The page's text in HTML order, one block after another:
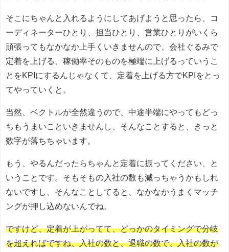
そこにちゃんと入れるようにしてあげようと思ったら、コ
ーディネーターひとり、担当ひとり、営業ひとりがいくら
頑張ってもなかなか上手くいきませんので、会社ぐるみで
定着を上げる、稼働率そのものを極端に上げるっていうこ
とをKPIにするんじゃなくて、定着を上げる方でKPIをとっ
てやっていくと。
当然、ベクトルが全然違うので、中途半端にやってもどっ
ちもうまいこといきませんし、そんなことすると、きっと
数字が落ちちゃいます。
もう、やるんだったらちゃんと定着に振ってください、と
いうことです。そもそもの入社の数も減っちゃうかもしれ
ないですし、そんなことしてると、なかなかうまくマッチ
ングが押し込めないんでね。
ですけど、定着が上がってて、どっかのタイミングで分岐
を超えればですね、入社の数と、退職の数で、入社の数が